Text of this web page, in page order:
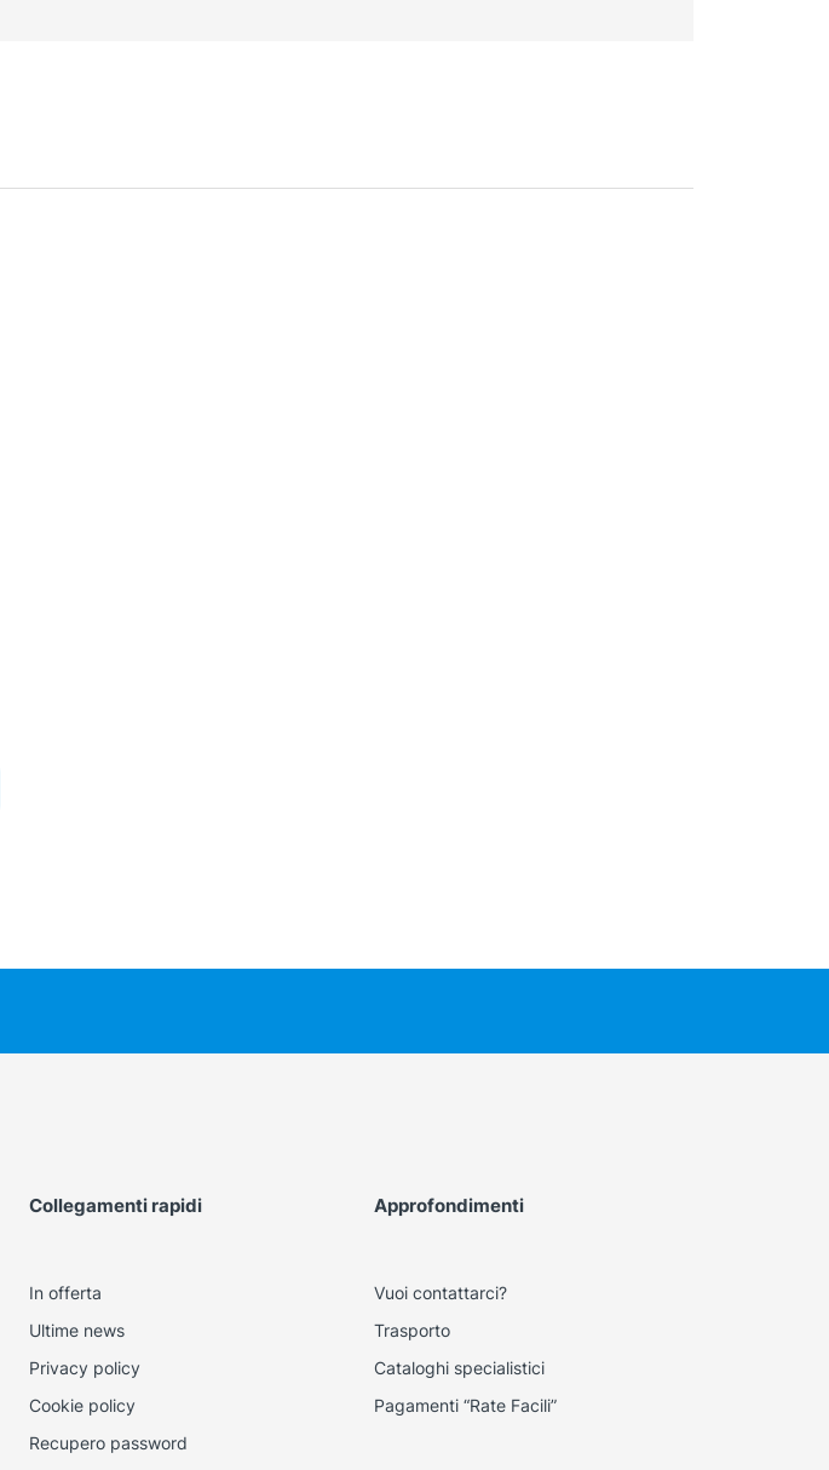
Collegamenti rapidi
In offerta
Ultime news
Privacy policy
Cookie policy
Recupero password
Approfondimenti
Vuoi contattarci?
Trasporto
Cataloghi specialistici
Pagamenti “Rate Facili”